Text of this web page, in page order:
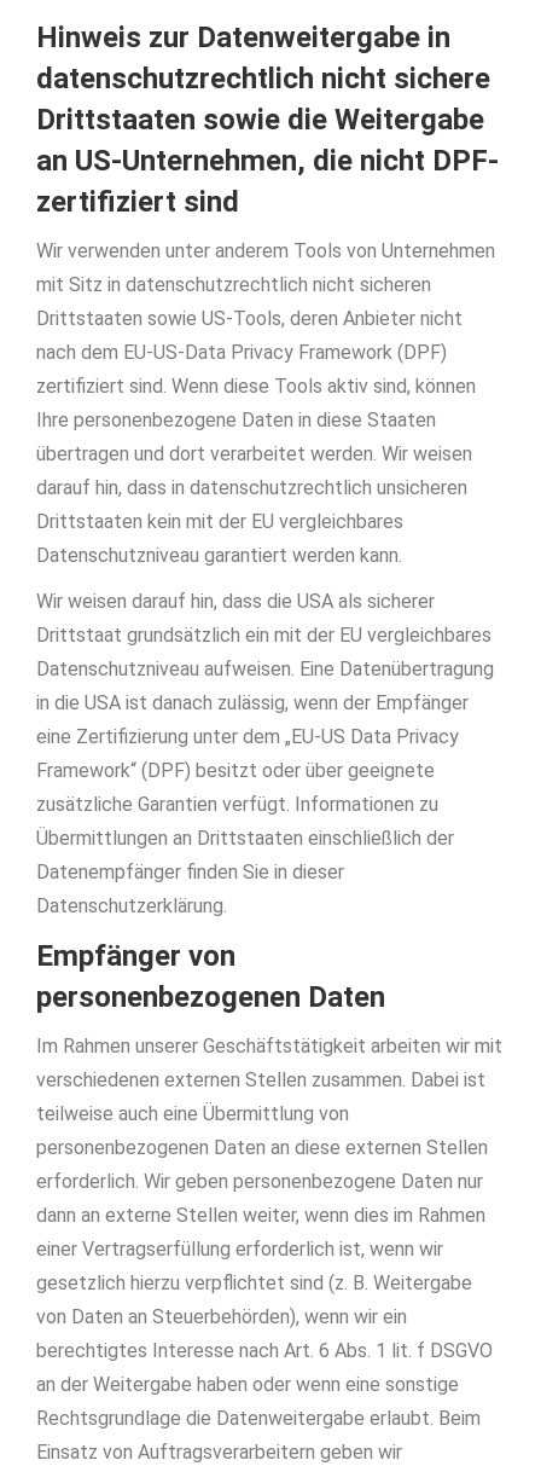
Hinweis zur Datenweitergabe in
datenschutzrechtlich nicht sichere
Drittstaaten sowie die Weitergabe
an US-Unternehmen, die nicht DPF-
zertifiziert sind
Wir verwenden unter anderem Tools von Unternehmen
mit Sitz in datenschutzrechtlich nicht sicheren
Drittstaaten sowie US-Tools, deren Anbieter nicht
nach dem EU-US-Data Privacy Framework (DPF)
zertifiziert sind. Wenn diese Tools aktiv sind, können
Ihre personenbezogene Daten in diese Staaten
übertragen und dort verarbeitet werden. Wir weisen
darauf hin, dass in datenschutzrechtlich unsicheren
Drittstaaten kein mit der EU vergleichbares
Datenschutzniveau garantiert werden kann.
Wir weisen darauf hin, dass die USA als sicherer
Drittstaat grundsätzlich ein mit der EU vergleichbares
Datenschutzniveau aufweisen. Eine Datenübertragung
in die USA ist danach zulässig, wenn der Empfänger
eine Zertifizierung unter dem „EU-US Data Privacy
Framework“ (DPF) besitzt oder über geeignete
zusätzliche Garantien verfügt. Informationen zu
Übermittlungen an Drittstaaten einschließlich der
Datenempfänger finden Sie in dieser
Datenschutzerklärung.
Empfänger von
personenbezogenen Daten
Im Rahmen unserer Geschäftstätigkeit arbeiten wir mit
verschiedenen externen Stellen zusammen. Dabei ist
teilweise auch eine Übermittlung von
personenbezogenen Daten an diese externen Stellen
erforderlich. Wir geben personenbezogene Daten nur
dann an externe Stellen weiter, wenn dies im Rahmen
einer Vertragserfüllung erforderlich ist, wenn wir
gesetzlich hierzu verpflichtet sind (z. B. Weitergabe
von Daten an Steuerbehörden), wenn wir ein
berechtigtes Interesse nach Art. 6 Abs. 1 lit. f DSGVO
an der Weitergabe haben oder wenn eine sonstige
Rechtsgrundlage die Datenweitergabe erlaubt. Beim
Einsatz von Auftragsverarbeitern geben wir